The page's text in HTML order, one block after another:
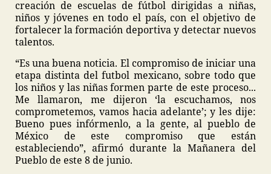
creación de escuelas de fútbol dirigidas a niñas,
niños y jóvenes en todo el país, con el objetivo de
fortalecer la formación deportiva y detectar nuevos
talentos.
“Es una buena noticia. El compromiso de iniciar una
etapa distinta del futbol mexicano, sobre todo que
los niños y las niñas formen parte de este proceso...
Me llamaron, me dijeron ‘la escuchamos, nos
comprometemos, vamos hacia adelante’; y les dije:
Bueno pues infórmenlo, a la gente, al pueblo de
México de este compromiso que están
estableciendo”, afirmó durante la Mañanera del
Pueblo de este 8 de junio.